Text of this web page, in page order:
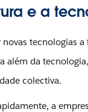
e a
tecnologias
além da
colectiva.
a